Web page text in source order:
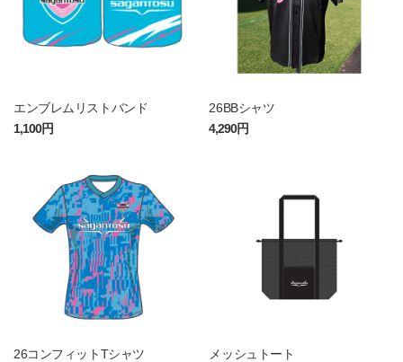
エンブレムリストバンド
1,100円
26BBシャツ
4,290円
26コンフィットTシャツ
メッシュトート